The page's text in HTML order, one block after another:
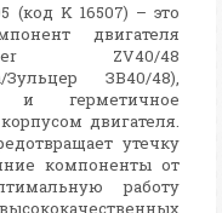
(код K 16507) – это
двигателя
Sulzer ZV40/48
Зульцер ЗВ40/48),
и герметичное
двигателя.
утечку
компоненты от
работу